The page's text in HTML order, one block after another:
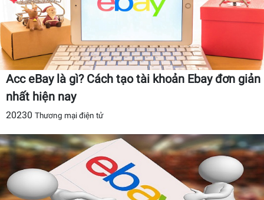
Acc eBay là gì? Cách tạo tài khoản Ebay đơn giản
nhất hiện nay
20230 Thương mại điện tử